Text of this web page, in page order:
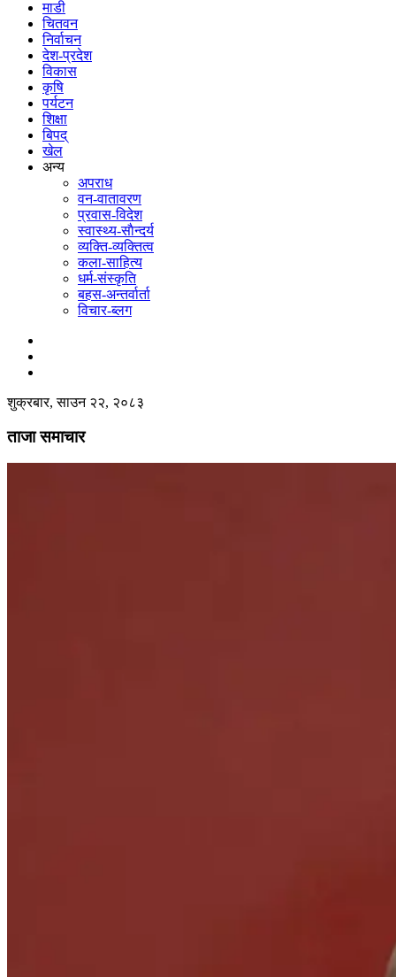
माडी
चितवन
निर्वाचन
देश-प्रदेश
विकास
कृषि
पर्यटन
शिक्षा
बिपद्
खेल
अन्य
अपराध
वन-वातावरण
प्रवास-विदेश
स्वास्थ्य-साैन्दर्य
व्यक्ति-व्यक्तित्व
कला-साहित्य
धर्म-संस्कृति
बहस-अन्तर्वार्ता
विचार-ब्लग
शुक्रबार, साउन २२, २०८३
ताजा समाचार